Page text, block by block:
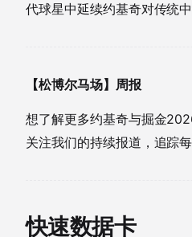
代球星中延续约基奇对传统
【松博尔马场】周报
想了解更多约基奇与掘金
关注我们的持续报道，追踪
快速数据卡